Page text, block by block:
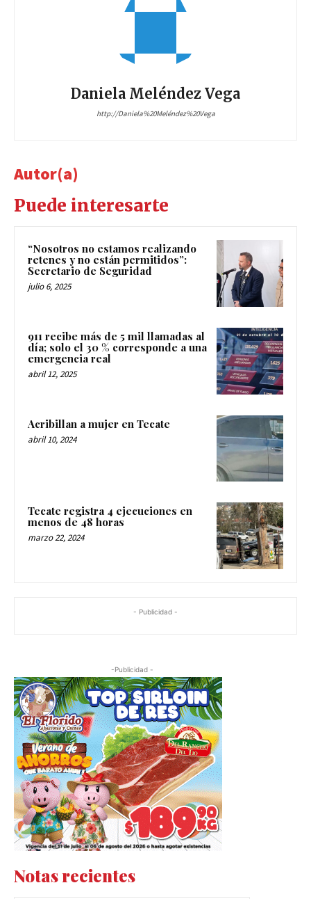
Daniela Meléndez Vega
http://Daniela%20Meléndez%20Vega
Autor(a)
Puede interesarte
“Nosotros no estamos realizando
retenes y no están permitidos”:
Secretario de Seguridad
julio 6, 2025
911 recibe más de 5 mil llamadas al
día; solo el 30 % corresponde a una
emergencia real
abril 12, 2025
Acribillan a mujer en Tecate
abril 10, 2024
Tecate registra 4 ejecuciones en
menos de 48 horas
marzo 22, 2024
- Publicidad -
-Publicidad -
Notas recientes